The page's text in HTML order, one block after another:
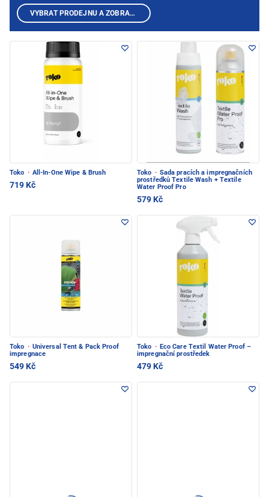
Toko · All-In-One Wipe & Brush
719 Kč
Toko · Sada pracích a impregnačních
prostředků Textile Wash + Textile
Water Proof Pro
579 Kč
Toko · Universal Tent & Pack Proof
impregnace
549 Kč
Toko · Eco Care Textil Water Proof –
impregnační prostředek
479 Kč
VYBRAT PRODEJNU A ZOBRAZIT PRODUKTY